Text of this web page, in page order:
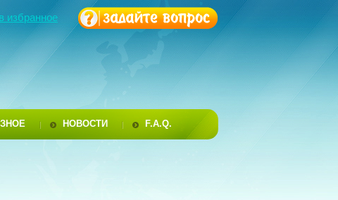
избранное
НОВОСТИ F.A.Q.